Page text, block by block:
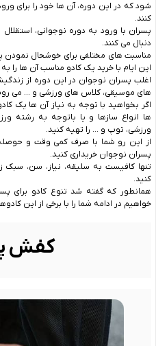
شود که در این دوره، آن ها خود را برای
کنند.
پسران با ورود به دوره نوجوانی،
دنبال می کنند.
مناسبت های مختلفی برای خوشحال نمودن
این ایام با خرید یک کادو مناسب آن ها را
اغلب پسران نوجوان در این دوره از
های موسیقی، کلاس های ورزشی و … می
اگر بخواهید با توجه به نیاز آن ها یک
ها انواع سازها و یا باتوجه به رشته
ورزشی، توپ و … را تهیه کنید.
از این رو شما با صرف کمی وقت و حوصله
پسران نوجوان خریداری کنید.
تنها کافیست به سلیقه، نیاز، سن،
کنید.
همانطور که گفته شد تنوع کادو برای
خواهیم در ادامه شما را با برخی از این
کفش